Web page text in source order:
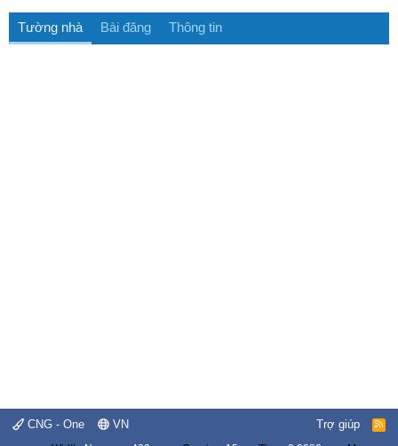
Tường nhà Bài đăng Thông tin
CNG - One VN Trợ giúp
R